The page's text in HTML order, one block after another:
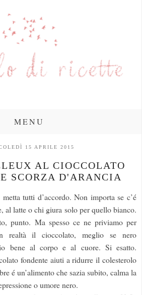
MENU
15 APRILE 2015
AL CIOCCOLATO
SCORZA D'ARANCIA
tutti d’accordo. Non importa se c’é
al latte o chi giura solo per quello bianco.
punto. Ma spesso ce ne priviamo per
il cioccolato, meglio se nero
bene al corpo e al cuore. Si esatto.
fondente aiuti a ridurre il colesterolo
é un’alimento che sazia subito, calma la
o umore nero.